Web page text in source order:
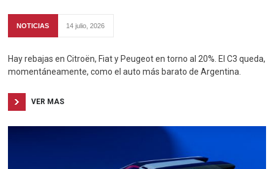
NOTICIAS 14 julio, 2026
Hay rebajas en Citroën, Fiat y Peugeot en torno al 20%. El C3 queda,
momentáneamente, como el auto más barato de Argentina.
VER MAS